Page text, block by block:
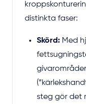
distinkta faser:
Skörd: Med
steg gör det